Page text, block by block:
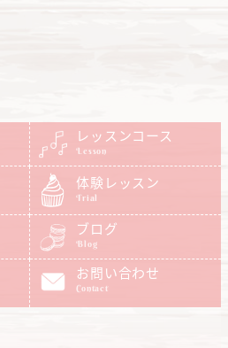
レッスンコース
Lesson
体験レッスン
Trial
ブログ
Blog
お問い合わせ
Contact